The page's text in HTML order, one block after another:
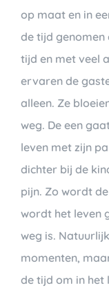
op maat en in
de tijd genomen
tijd en met veel
ervaren de
alleen. Ze
weg. De een
leven met zijn
dichter bij de
pijn. Zo wordt
wordt het leven
weg is.
momenten,
de tijd om in het